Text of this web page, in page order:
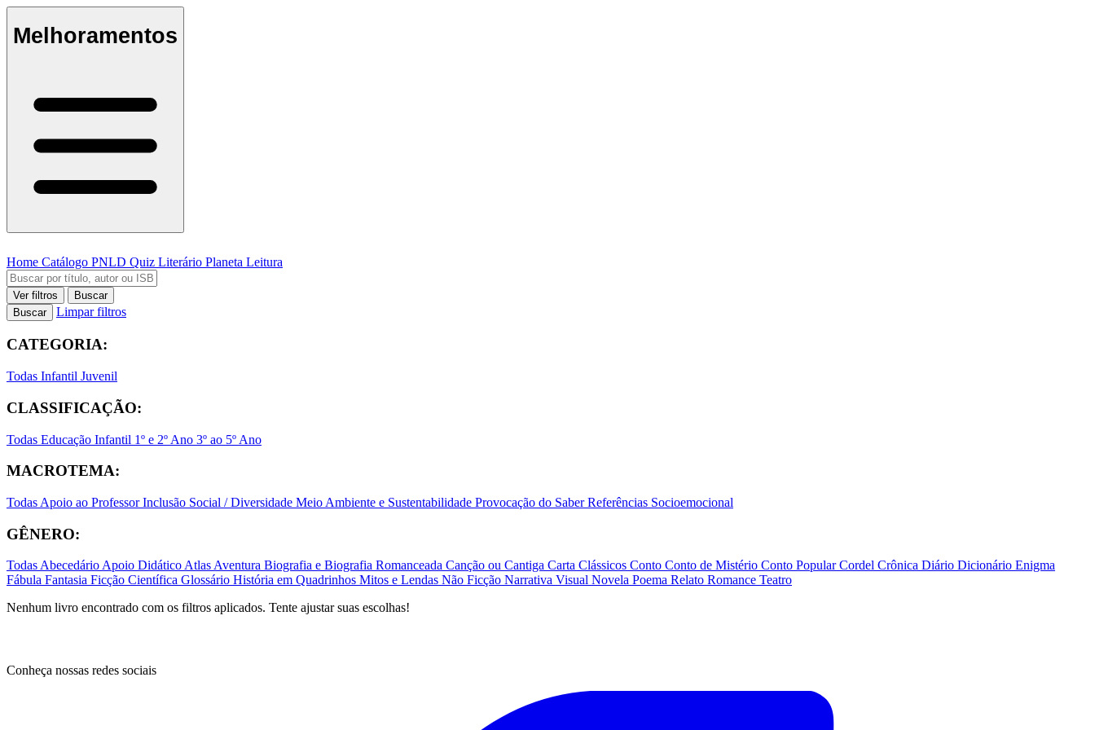
Melhoramentos
Home Catálogo PNLD Quiz Literário Planeta Leitura
Ver filtros
Buscar
Buscar
Limpar filtros
CATEGORIA:
Todas Infantil Juvenil
CLASSIFICAÇÃO:
Todas Educação Infantil 1º e 2º Ano 3º ao 5º Ano
MACROTEMA:
Todas Apoio ao ProfessorInclusão Social / Diversidade Meio Ambiente e Sustentabilidade Provocação do SaberReferências Socioemocional
GÊNERO:
TodasAbecedárioApoio DidáticoAtlasAventura Biografia e Biografia Romanceada Canção ou Cantiga Carta Clássicos Conto Conto de Mistério Conto PopularCordel Crônica Diário Dicionário Enigma
Fábula Fantasia Ficção Científica Glossário História em Quadrinhos Mitos e Lendas Não Ficção Narrativa Visual Novela Poema Relato Romance Teatro
Nenhum livro encontrado com os filtros aplicados. Tente ajustar suas escolhas!
Conheça nossas redes sociais